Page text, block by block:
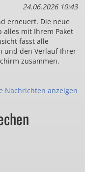
24.06.2026 10:43
erneuert. Die neue
alles mit Ihrem Paket
fasst alle
und den Verlauf Ihrer
zusammen.
Nachrichten anzeigen